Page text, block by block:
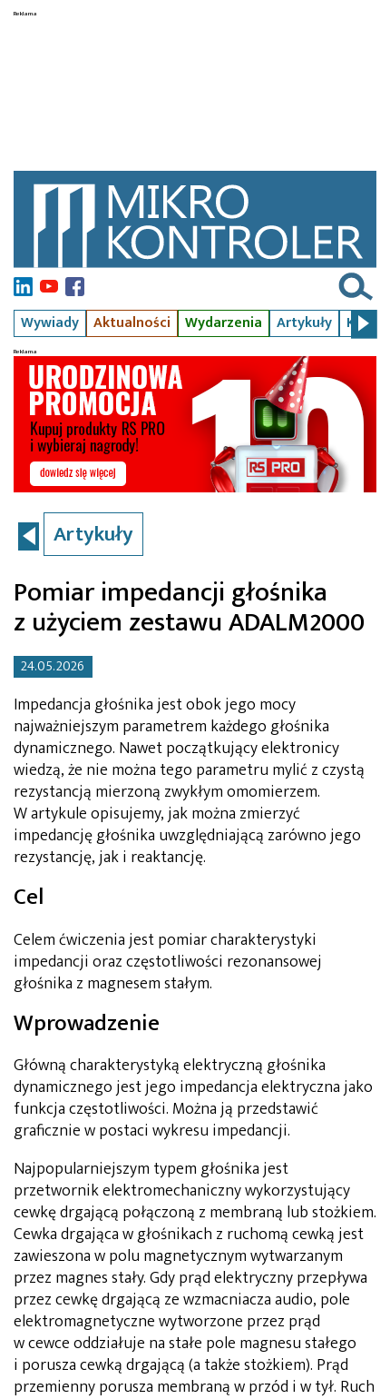
Wywiady Aktualności Wydarzenia Artykuły Kursy
Artykuły
Pomiar impedancji głośnika
z użyciem zestawu ADALM2000
24.05.2026
Impedancja głośnika jest obok jego mocy
najważniejszym parametrem każdego głośnika
dynamicznego. Nawet początkujący elektronicy
wiedzą, że nie można tego parametru mylić z czystą
rezystancją mierzoną zwykłym omomierzem.
W artykule opisujemy, jak można zmierzyć
impedancję głośnika uwzględniającą zarówno jego
rezystancję, jak i reaktancję.
Cel
Celem ćwiczenia jest pomiar charakterystyki
impedancji oraz częstotliwości rezonansowej
głośnika z magnesem stałym.
Wprowadzenie
Główną charakterystyką elektryczną głośnika
dynamicznego jest jego impedancja elektryczna jako
funkcja częstotliwości. Można ją przedstawić
graficznie w postaci wykresu impedancji.
Najpopularniejszym typem głośnika jest
przetwornik elektromechaniczny wykorzystujący
cewkę drgającą połączoną z membraną lub stożkiem.
Cewka drgająca w głośnikach z ruchomą cewką jest
zawieszona w polu magnetycznym wytwarzanym
przez magnes stały. Gdy prąd elektryczny przepływa
przez cewkę drgającą ze wzmacniacza audio, pole
elektromagnetyczne wytworzone przez prąd
w cewce oddziałuje na stałe pole magnesu stałego
i porusza cewką drgającą (a także stożkiem). Prąd
przemienny porusza membraną w przód i w tył. Ruch